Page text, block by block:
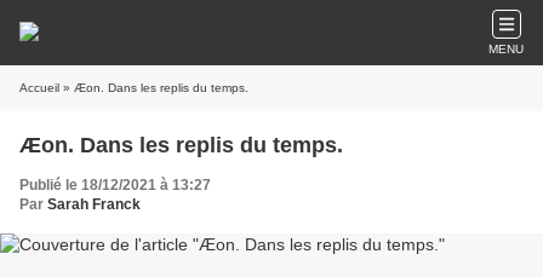
MENU
Accueil » Æon. Dans les replis du temps.
Æon. Dans les replis du temps.
Publié le 18/12/2021 à 13:27
Par Sarah Franck